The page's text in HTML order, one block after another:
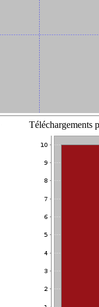
Téléchargements